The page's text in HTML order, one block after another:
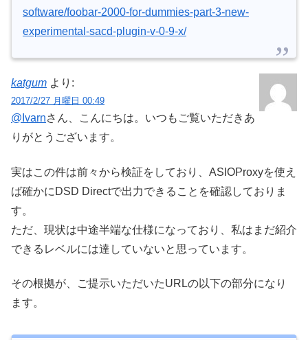
software/foobar-2000-for-dummies-part-3-new-
experimental-sacd-plugin-v-0-9-x/
katgum より:
2017/2/27 月曜日 00:49
@Ivarnさん、こんにちは。いつもご覧いただきあ
りがとうございます。
実はこの件は前々から検証をしており、ASIOProxyを使え
ば確かにDSD Directで出力できることを確認しておりま
す。
ただ、現状は中途半端な仕様になっており、私はまだ紹介
できるレベルには達していないと思っています。
その根拠が、ご提示いただいたURLの以下の部分になり
ます。